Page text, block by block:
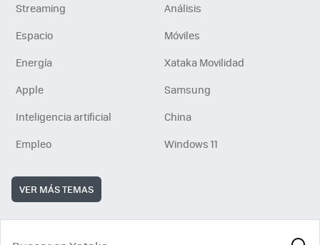
Streaming
Análisis
Espacio
Móviles
Energía
Xataka Movilidad
Apple
Samsung
Inteligencia artificial
China
Empleo
Windows 11
VER MÁS TEMAS